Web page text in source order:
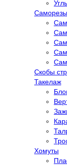
Саморезы
Скобы
Такелаж
Хомуты